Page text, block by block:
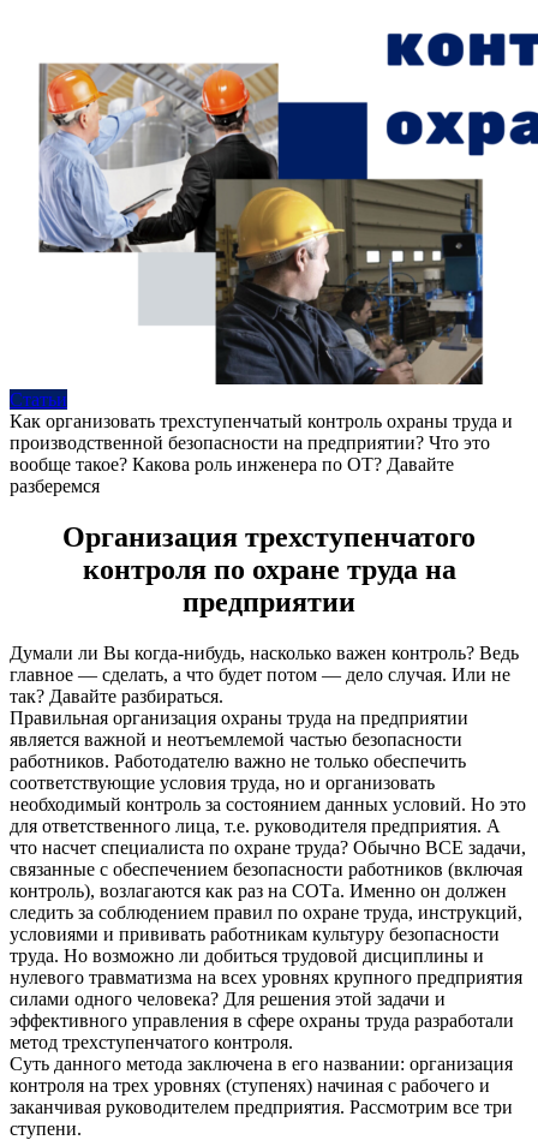
Статьи
Как организовать трехступенчатый контроль охраны труда и
производственной безопасности на предприятии? Что это
вообще такое? Какова роль инженера по ОТ? Давайте
разберемся
Организация трехступенчатого
контроля по охране труда на
предприятии
Думали ли Вы когда-нибудь, насколько важен контроль? Ведь
главное — сделать, а что будет потом — дело случая. Или не
так? Давайте разбираться.
Правильная организация охраны труда на предприятии
является важной и неотъемлемой частью безопасности
работников. Работодателю важно не только обеспечить
соответствующие условия труда, но и организовать
необходимый контроль за состоянием данных условий. Но это
для ответственного лица, т.е. руководителя предприятия. А
что насчет специалиста по охране труда? Обычно ВСЕ задачи,
связанные с обеспечением безопасности работников (включая
контроль), возлагаются как раз на СОТа. Именно он должен
следить за соблюдением правил по охране труда, инструкций,
условиями и прививать работникам культуру безопасности
труда. Но возможно ли добиться трудовой дисциплины и
нулевого травматизма на всех уровнях крупного предприятия
силами одного человека? Для решения этой задачи и
эффективного управления в сфере охраны труда разработали
метод трехступенчатого контроля.
Суть данного метода заключена в его названии: организация
контроля на трех уровнях (ступенях) начиная с рабочего и
заканчивая руководителем предприятия. Рассмотрим все три
ступени.